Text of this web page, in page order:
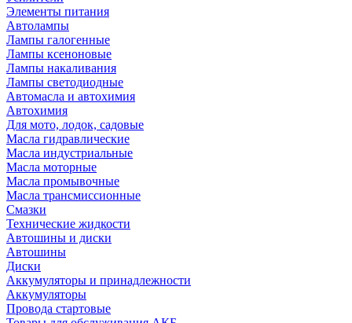
Элементы питания
Автолампы
Лампы галогенные
Лампы ксеноновые
Лампы накаливания
Лампы светодиодные
Автомасла и автохимия
Автохимия
Для мото, лодок, садовые
Масла гидравлические
Масла индустриальные
Масла моторные
Масла промывочные
Масла трансмиссионные
Смазки
Технические жидкости
Автошины и диски
Автошины
Диски
Аккумуляторы и принадлежности
Аккумуляторы
Провода стартовые